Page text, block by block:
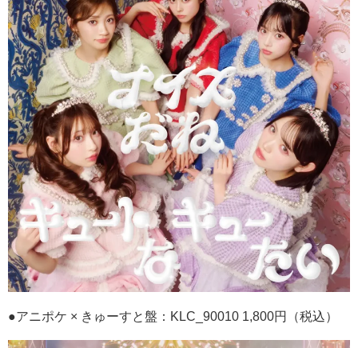
●アニポケ × きゅーすと盤： KLC_90010 1,800円（税込）